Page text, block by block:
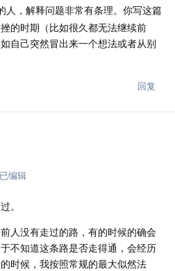
人，解释问题非常有条理。你写这篇
的时期（比如很久都无法继续前
自己突然冒出来一个想法或者从别
回复
已编辑
。
人没有走过的路，有的时候的确会
不知道这条路是否走得通，会经历
时候，我按照常规的最大似然法